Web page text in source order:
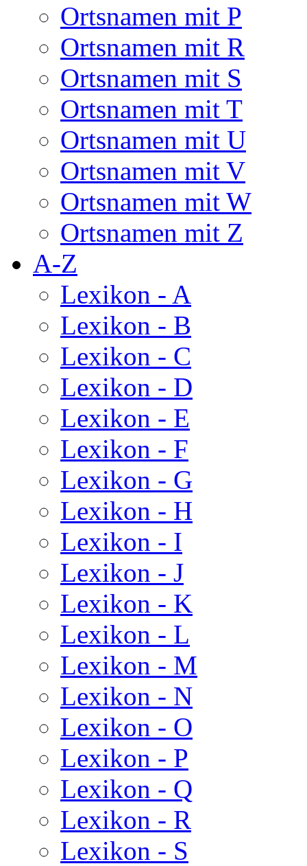
Ortsnamen mit P
Ortsnamen mit R
Ortsnamen mit S
Ortsnamen mit T
Ortsnamen mit U
Ortsnamen mit V
Ortsnamen mit W
Ortsnamen mit Z
A-Z
Lexikon - A
Lexikon - B
Lexikon - C
Lexikon - D
Lexikon - E
Lexikon - F
Lexikon - G
Lexikon - H
Lexikon - I
Lexikon - J
Lexikon - K
Lexikon - L
Lexikon - M
Lexikon - N
Lexikon - O
Lexikon - P
Lexikon - Q
Lexikon - R
Lexikon - S